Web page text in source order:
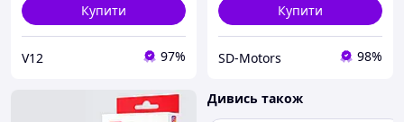
Купити
V12 97%
Купити
SD-Motors 98%
Дивись також